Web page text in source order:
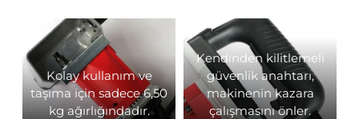
Kolay kullanım ve
taşıma için sadece 6,50
kg ağırlığındadır.
Kendinden kilitlemeli
güvenlik anahtarı,
makinenin kazara
çalışmasını önler.